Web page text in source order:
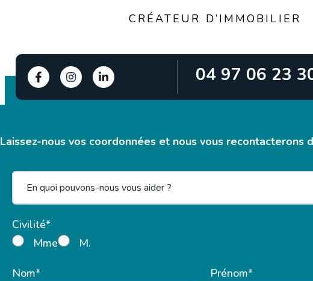
CRÉATEUR D’IMMOBILIER
04 97 06 23
Laissez-nous vos coordonnées et nous vous recontacterons
Civilité*
Mme
M.
Nom* Prénom*